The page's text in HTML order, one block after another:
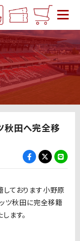
秋田へ完全移
しております小野原
ツ秋田に完全移籍
ます。